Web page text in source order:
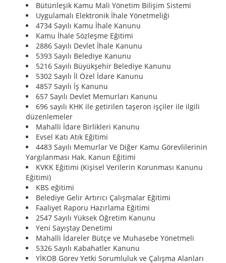
Bütünleşik Kamu Mali Yönetim Bilişim Sistemi
Uygulamalı Elektronik İhale Yönetmeliği
4734 Sayılı Kamu İhale Kanunu
Kamu İhale Sözleşme Eğitimi
2886 Sayılı Devlet İhale Kanunu
5393 Sayılı Belediye Kanunu
5216 Sayılı Büyükşehir Belediye Kanunu
5302 Sayılı İl Özel İdare Kanunu
4857 Sayılı İş Kanunu
657 Sayılı Devlet Memurları Kanunu
696 sayılı KHK ile getirilen taşeron işçiler ile ilgili
düzenlemeler
Mahalli İdare Birlikleri Kanunu
Evsel Katı Atık Eğitimi
4483 Sayılı Memurlar Ve Diğer Kamu Görevlilerinin
Yargılanması Hak. Kanun Eğitimi
KVKK Eğitimi (Kişisel Verilerin Korunması Kanunu
Eğitimi)
KBS eğitimi
Belediye Gelir Artırıcı Çalışmalar Eğitimi
Faaliyet Raporu Hazırlama Eğitimi
2547 Sayılı Yüksek Öğretim Kanunu
Yeni Sayıştay Denetimi
Mahalli İdareler Bütçe ve Muhasebe Yönetmeli
5326 Sayılı Kabahatler Kanunu
YİKOB Görev Yetki Sorumluluk ve Çalışma Alanları